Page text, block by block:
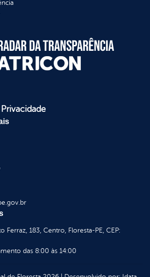
Ferraz, 183, Centro, Floresta-PE, CEP:
das 8:00 às 14:00